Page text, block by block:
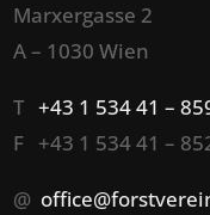
Marxergasse 2
A – 1030 Wien
T+43 1 534 41 –
F +43 1 534 41 –
@